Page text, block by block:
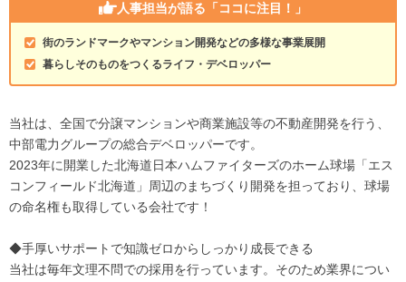
人事担当が語る 「ココに注目！」
街のランドマークやマンション開発などの多様な事業展開
暮らしそのものをつくるライフ・デベロッパー
当社は、全国で分譲マンションや商業施設等の不動産開発を行う、
中部電力グループの総合デベロッパーです。
2023年に開業した北海道日本ハムファイターズのホーム球場「エス
コンフィールド北海道」周辺のまちづくり開発を担っており、球場
の命名権も取得している会社です！
◆手厚いサポートで知識ゼロからしっかり成長できる
当社は毎年文理不問での採用を行っています。そのため業界につい